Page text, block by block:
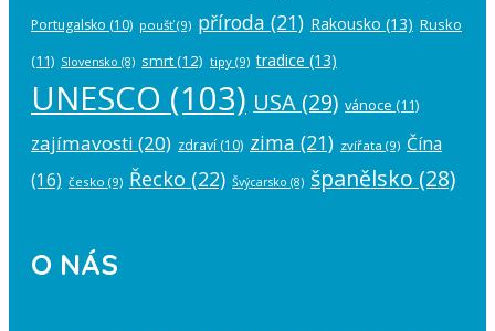
Portugalsko (10) poušť(9) příroda (21) Rakousko (13) Rusko
(11) Slovensko (8) smrt(12) tipy (9) tradice (13)
UNESCO (103) USA (29) vánoce (11)
zajímavosti (20) zdraví (10) zima (21) zvířata (9) Čína
(16) česko (9) Řecko (22) Švýcarsko (8) španělsko (28)
O NÁS